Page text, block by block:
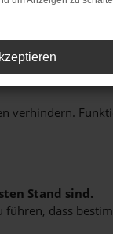
verhindern.
Stand sind.
dass